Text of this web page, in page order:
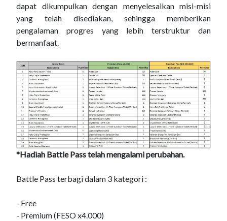
dapat dikumpulkan dengan menyelesaikan misi-misi
yang telah disediakan, sehingga memberikan
pengalaman progres yang lebih terstruktur dan
bermanfaat.
*Hadiah Battle Pass telah mengalami perubahan.
Battle Pass terbagi dalam 3 kategori :
- Free
- Premium (FESO x4.000)